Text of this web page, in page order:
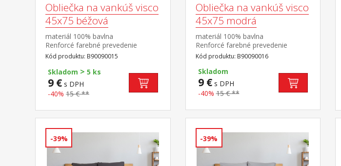
Obliečka na vankúš visco
45x75 béžová
materiál 100% bavlna
Renforcé farebné prevedenie
béžová prateľný do 60 °C
Kód produktu: B90090015
Skladom > 5 ks
9 € s DPH
-40% 15 € **
Obliečka na vankúš visco
45x75 modrá
materiál 100% bavlna
Renforcé farebné prevedenie
modrá prateľný do 60 °C
Kód produktu: B90090016
Skladom
9 €s DPH
-40% 15 € **
-39% -39%